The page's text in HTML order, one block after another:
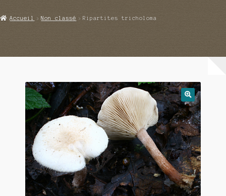
Echanges et contacts
Accueil Non classé Ripartites tricholoma